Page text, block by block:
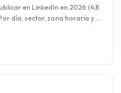
en LinkedIn en 2026 (4,8
día, sector, zona horaria y